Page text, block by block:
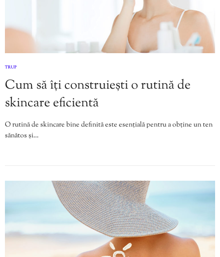
TRUP
Cum să îți construiești o rutină de
skincare eficientă
O rutină de skincare bine definită este esențială pentru a obține un ten
sănătos și…